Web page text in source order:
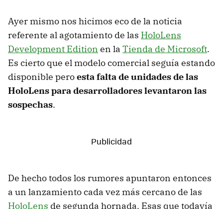
Ayer mismo nos hicimos eco de la noticia
referente al agotamiento de las HoloLens
Development Edition en la Tienda de Microsoft.
Es cierto que el modelo comercial seguía estando
disponible peroesta falta de unidades de las
HoloLens para desarrolladores levantaron las
sospechas.
De hecho todos los rumores apuntaron entonces
a un lanzamiento cada vez más cercano de las
HoloLens de segunda hornada. Esas que todavía